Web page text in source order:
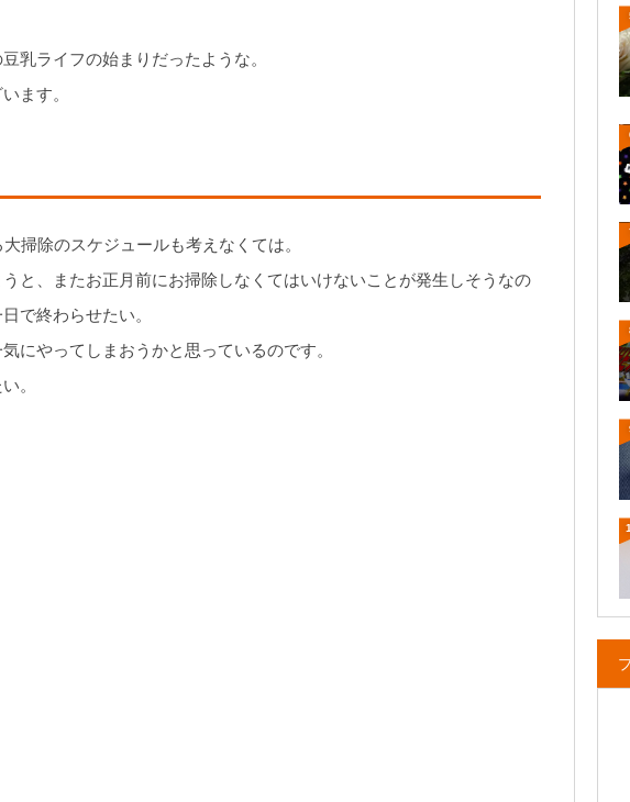
乳ライフの始まりだったような。
ます。
掃除のスケジュールも考えなくては。
と、またお正月前にお掃除しなくてはいけないことが発生しそうなの
で終わらせたい。
にやってしまおうかと思っているのです。
。